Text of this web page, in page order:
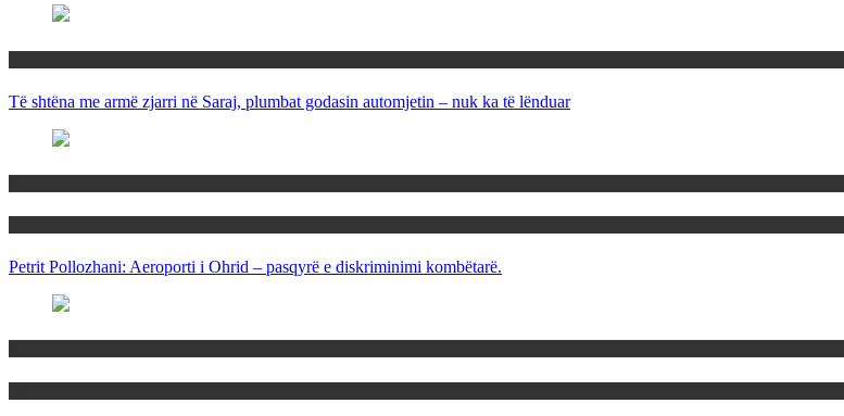
Të shtëna me armë zjarri në Saraj, plumbat godasin automjetin – nuk ka të lënduar
Petrit Pollozhani: Aeroporti i Ohrid – pasqyrë e diskriminimi kombëtarë.